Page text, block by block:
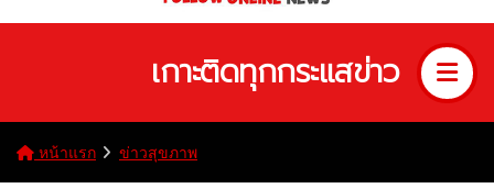
เกาะติดทุกกระแสข่าว
หน้าแรก ข่าวสุขภาพ